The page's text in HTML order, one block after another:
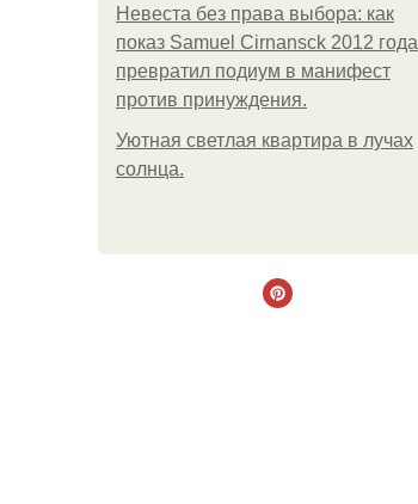
Невеста без права выбора: как
показ Samuel Cirnansck 2012 года
превратил подиум в манифест
против принуждения.
Уютная светлая квартира в лучах
солнца.